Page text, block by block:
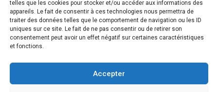
telles que les cookies pour stocker et/ou accéder aux informations des
appareils. Le fait de consentir à ces technologies nous permettra de
traiter des données telles que le comportement de navigation ou les ID
uniques sur ce site. Le fait de ne pas consentir ou de retirer son
consentement peut avoir un effet négatif sur certaines caractéristiques
et fonctions.
Accepter
Sortie vidéo
Compatibilité avec les téléviseurs 4K 120Hz et
8K, VRR (spécification HDMI v. 2.1)
“Tempest” 3D AudioTec